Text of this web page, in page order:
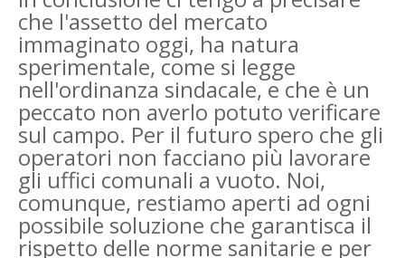
che l'assetto del mercato
immaginato oggi, ha natura
sperimentale, come si legge
nell'ordinanza sindacale, e che è un
peccato non averlo potuto verificare
sul campo. Per il futuro spero che gli
operatori non facciano più lavorare
gli uffici comunali a vuoto. Noi,
comunque, restiamo aperti ad ogni
possibile soluzione che garantisca il
rispetto delle norme sanitarie e per